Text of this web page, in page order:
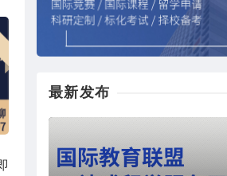
最新发布